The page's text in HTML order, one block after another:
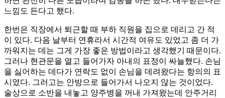
느낌도 든다고 했다.
한번은 직장에서 퇴근할 때 부하 직원을 집으로 데리고 간 적
이 있다. 다음 날부터 연휴라서 시간적 여유도 있었고 좀 더 가
까워지는 데는 그게 가장 좋은 방법이라고 생각했기 때문이다.
그러나 현관문을 열고 들어가자 아내의 표정이 싸늘했다. 손님
을 싫어하는 데다가 연락도 없이 손님을 데려왔다는 항의의 표
시였다. 그러고는 안방으로 들어가서 나오지 않는 것이었다.
술상으로 소반을 내놓고 양주병을 꺼내 가져왔는데 안주거리